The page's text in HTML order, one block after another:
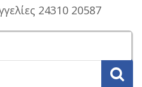
24310 20587